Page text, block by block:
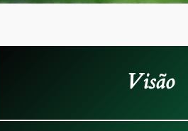
Visão